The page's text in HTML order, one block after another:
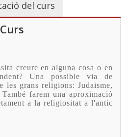
del curs
creure en alguna cosa o en
Una possible via de
les grans religions: Judaisme,
farem una aproximació
a la religiositat a l'antic